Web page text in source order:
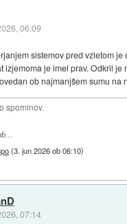
06:09
sistemov pred vzletom
izjemoma je imel prav. Odkril
ob najmanjšem sumu na
spominov.
(3. jun 2026 ob 06:10)
07:14